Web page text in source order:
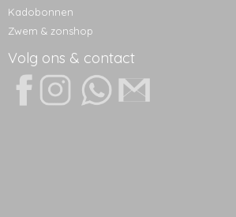
Kadobonnen
Zwem & zonshop
Volg ons & contact